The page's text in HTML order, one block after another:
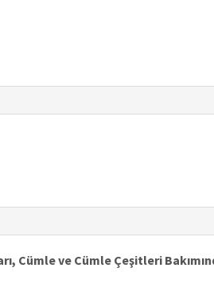
ve Cümle Çeşitleri